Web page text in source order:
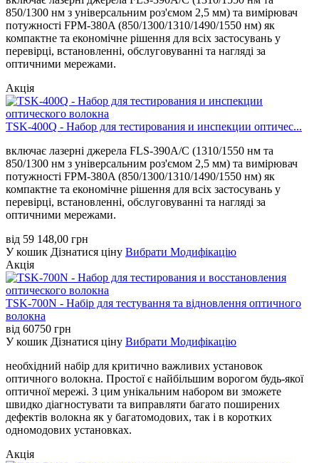
850/1300 нм з універсальним роз'ємом 2,5 мм) та вимірювач
потужності FPM-380A (850/1300/1310/1490/1550 нм) як
компактне та економічне рішення для всіх застосувань у
перевірці, встановленні, обслуговуванні та нагляді за
оптичними мережами.
Акція
TSK-400Q - Набор для тестирования и инспекции оптичес...
включає лазерні джерела FLS-390A/C (1310/1550 нм та
850/1300 нм з універсальним роз'ємом 2,5 мм) та вимірювач
потужності FPM-380A (850/1300/1310/1490/1550 нм) як
компактне та економічне рішення для всіх застосувань у
перевірці, встановленні, обслуговуванні та нагляді за
оптичними мережами.
від 59 148,00 грн
У кошик Дізнатися ціну Вибрати Модифікацію
Акція
TSK-700N - Набір для тестування та відновлення оптичного
волокна
від 60750 грн
У кошик Дізнатися ціну Вибрати Модифікацію
необхідний набір для критично важливих установок
оптичного волокна. Простої є найбільшим ворогом будь-якої
оптичної мережі. З цим унікальним набором ви зможете
швидко діагностувати та виправляти багато поширених
дефектів волокна як у багатомодових, так і в коротких
одномодових установках.
Акція